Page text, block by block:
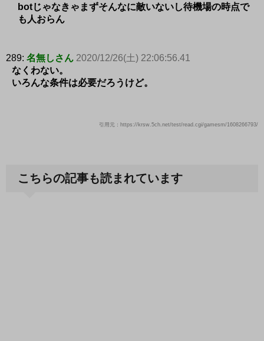
botじゃなきゃまずそんなに敵いないし待機場の時点で
も人おらん
289: 名無しさん 2020/12/26(土) 22:06:56.41
なくわない。
いろんな条件は必要だろうけど。
引用元：https://krsw.5ch.net/test/read.cgi/gamesm/1608266793/
こちらの記事も読まれています